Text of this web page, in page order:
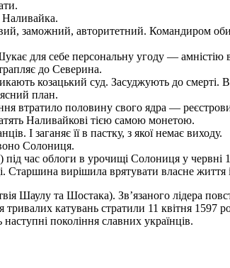
Наливайка.
заможний, авторитетний. Командиром
для себе персональну угоду — амністію
до Северина.
козацький суд. Засуджують до
план.
втратило половину свого ядра —
Наливайкові тією самою монетою.
І заганяє її в пастку, з якої немає виходу.
Солониця.
час облоги в урочищі Солониця у червні
Старшина вирішила врятувати власне життя
Шаулу та Шостака). Зв’язаного лідера
катувань стратили 11 квітня 1597
покоління славних українців.